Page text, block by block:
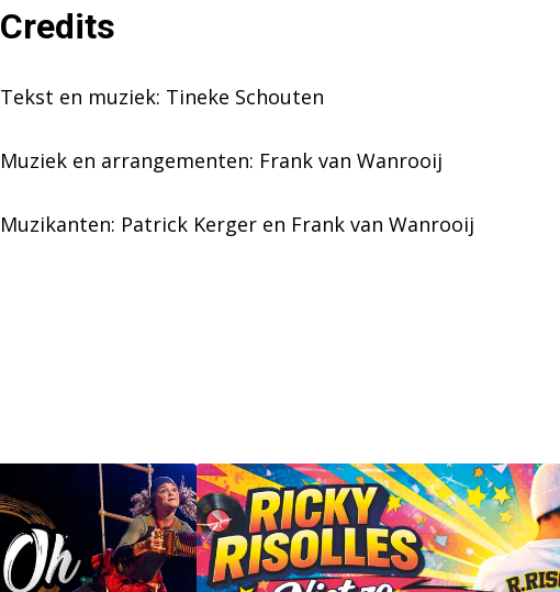
Credits
Tekst en muziek: Tineke Schouten
Muziek en arrangementen: Frank van Wanrooij
Muzikanten: Patrick Kerger en Frank van Wanrooij